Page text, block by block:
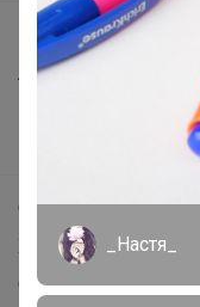
Все предложения
Анонсы
Поддержка альпак
Самое выгодное
Хиты продаж
Самое желанное
_Настя_